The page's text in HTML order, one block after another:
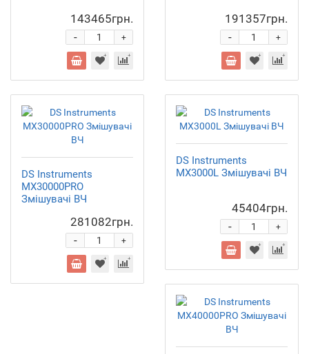
143465грн.
+
-
191357грн.
+
-
DS Instruments
MX30000PRO
Змішувачі ВЧ
281082грн.
+
-
DS Instruments
MX3000L Змішувачі ВЧ
45404грн.
+
-